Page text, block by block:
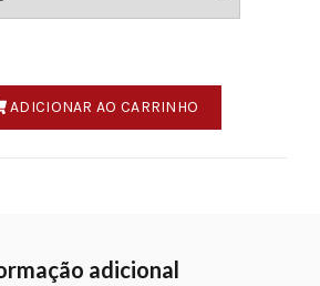
ADICIONAR AO CARRINHO
adicional